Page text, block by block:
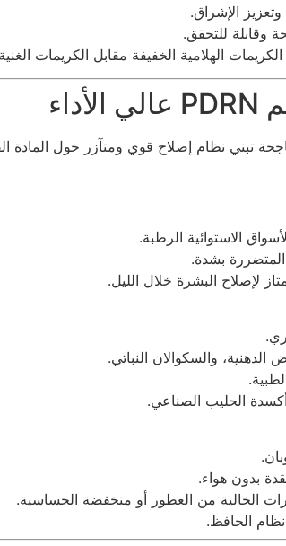
الإشراق.
وقابلة للتحقق.
الهلامية الخفيفة مقابل الكريمات الغنية
الاستوائية الرطبة.
المتضررة بشدة.
لإصلاح البشرة خلال الليل.
الدهنية، والسكوالان النباتي.
الحليب الصناعي.
بدون هواء.
الخالية من العطور أو منخفضة الحساسية.
الحافظ.